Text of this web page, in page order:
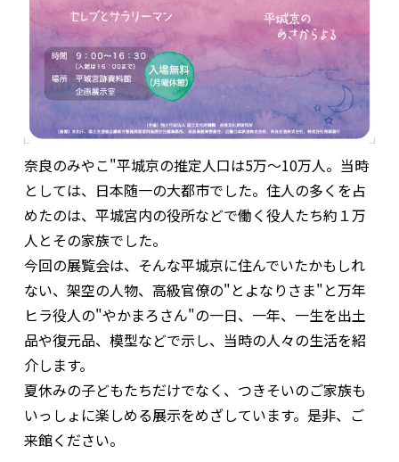
奈良のみやこ"平城京の推定人口は5万～10万人。当時
としては、日本随一の大都市でした。住人の多くを占
めたのは、平城宮内の役所などで働く役人たち約１万
人とその家族でした。
今回の展覧会は、そんな平城京に住んでいたかもしれ
ない、架空の人物、高級官僚の"とよなりさま"と万年
ヒラ役人の"やかまろさん"の一日、一年、一生を出土
品や復元品、模型などで示し、当時の人々の生活を紹
介します。
夏休みの子どもたちだけでなく、つきそいのご家族も
いっしょに楽しめる展示をめざしています。是非、ご
来館ください。